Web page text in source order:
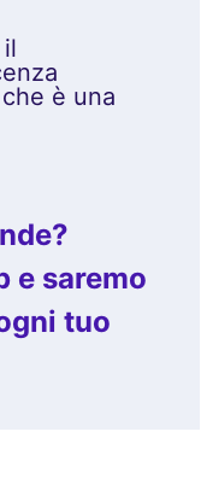
è una
e saremo
tuo